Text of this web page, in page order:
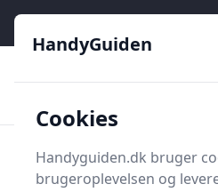
Søg nu
HandyGuiden
Cookies
Handyguiden.dk bruger
brugeroplevelsen og